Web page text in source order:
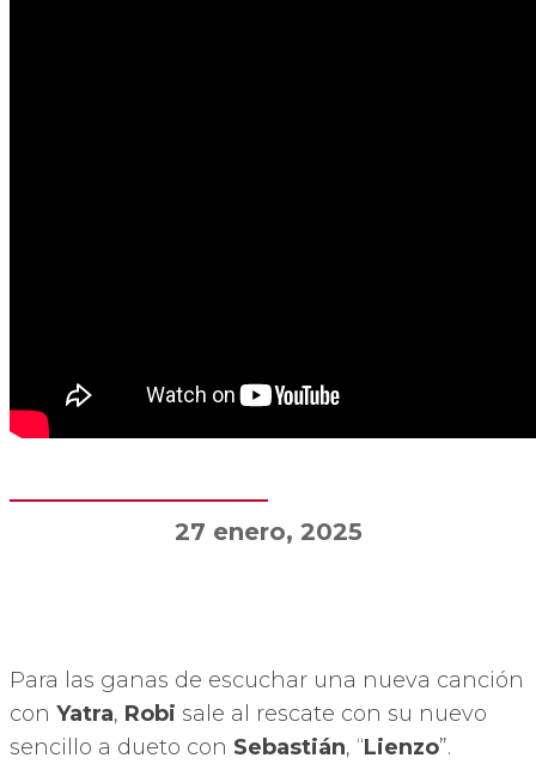
27 enero, 2025
Para las ganas de escuchar una nueva canción
con Yatra, Robi sale al rescate con su nuevo
sencillo a dueto con Sebastián, “Lienzo”.